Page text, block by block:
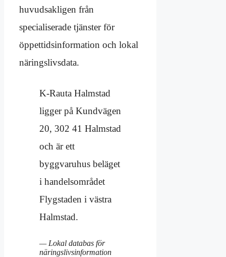
huvudsakligen från
specialiserade tjänster för
öppettidsinformation och lokal
näringslivsdata.
K-Rauta Halmstad
ligger på Kundvägen
20, 302 41 Halmstad
och är ett
byggvaruhus beläget
i handelsområdet
Flygstaden i västra
Halmstad.
— Lokal databas för
näringslivsinformation